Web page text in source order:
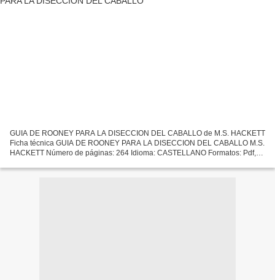
GUIA DE ROONEY PARA LA DISECCION DEL CABALLO de M.S. HACKETT
Ficha técnica GUIA DE ROONEY PARA LA DISECCION DEL CABALLO M.S.
HACKETT Número de páginas: 264 Idioma: CASTELLANO Formatos: Pdf,